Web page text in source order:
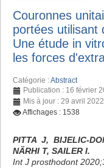
Couronnes
portées utilisant
Une étude in
les forces
Catégorie :Abstract
Publication : 16 février
Mis à jour : 29 avril 2022
Affichages : 1538
PITTA J, BIJELIC-
NÄRHI T, SAILER I.
Int J prosthodont